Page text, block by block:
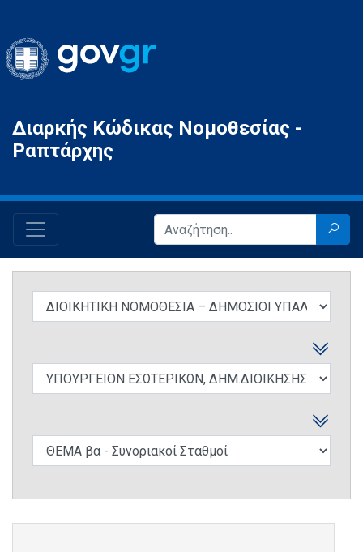
Gov.gr
Διαρκής Κώδικας Νομοθεσίας -
Ραπτάρχης